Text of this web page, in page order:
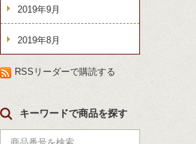
2019年9月
2019年8月
RSSリーダーで購読する
キーワードで商品を探す